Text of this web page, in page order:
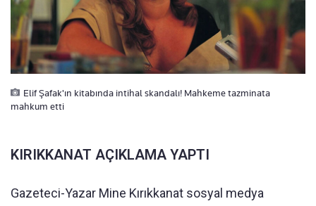
Elif Şafak'ın kitabında intihal skandalı! Mahkeme tazminata
mahkum etti
KIRIKKANAT AÇIKLAMA YAPTI
Gazeteci-Yazar Mine Kırıkkanat sosyal medya